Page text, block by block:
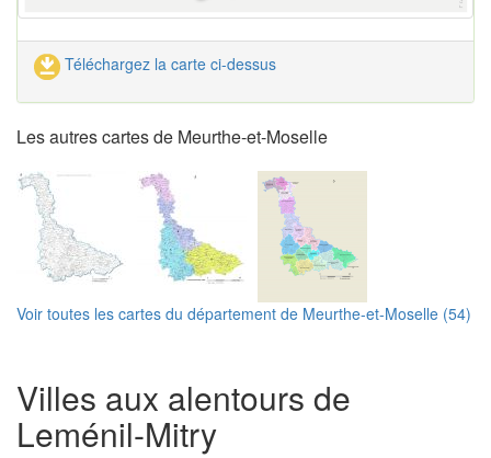
Téléchargez la carte ci-dessus
Les autres cartes de Meurthe-et-Moselle
Voir toutes les cartes du département de Meurthe-et-Moselle (54)
Villes aux alentours de
Leménil-Mitry